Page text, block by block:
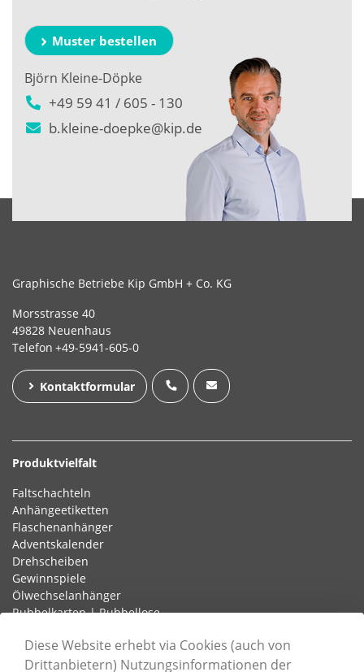
Muster bestellen
Björn Kleine-Döpke
+49 59 41 / 605 - 130
b.kleine-doepke@kip.de
Graphische Betriebe Kip GmbH + Co. KG
Morsstrasse 40
49828 Neuenhaus
Telefon +49-5941-605-0
Kontaktformular
Produktvielfalt
Faltschachteln
Anhängeetiketten
Flaschenanhänger
Adventskalender
Drehscheiben
Gewinnspiele
Ölwechselanhänger
Rubbelkarten | Rubbellose
Diese Website erhebt via Cookies (auch von
Drittanbietern) Nutzungsinformationen der